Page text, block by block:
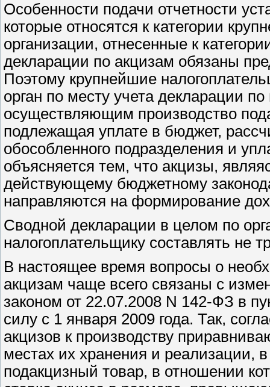
Особенности подачи отчетности
которые относятся к категории
организации, отнесенные к
декларации по акцизам обязаны
Поэтому крупнейшие
орган по месту учета декларации
осуществляющим производство
подлежащая уплате в бюджет,
обособленного подразделения и
объясняется тем, что акцизы,
действующему бюджетному
направляются на формирование
Сводной декларации в целом по
налогоплательщику составлять не
В настоящее время вопросы о
акцизам чаще всего связаны с
законом от 22.07.2008 N 142-ФЗ в
силу с 1 января 2009 года. Так,
акцизов к производству
местах их хранения и реализации, в
подакцизный товар, в отношении